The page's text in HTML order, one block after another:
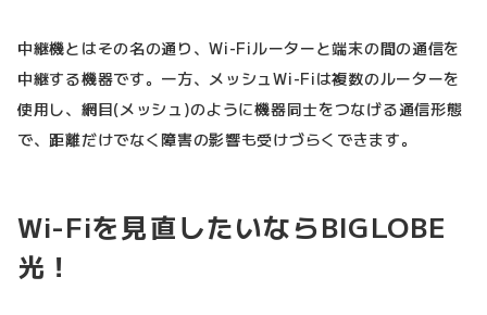
中継機とはその名の通り、Wi-Fiルーターと端末の間の通信を
中継する機器です。一方、メッシュWi-Fiは複数のルーターを
使用し、網目(メッシュ)のように機器同士をつなげる通信形態
で、距離だけでなく障害の影響も受けづらくできます。
Wi-Fiを見直したいならBIGLOBE
光！